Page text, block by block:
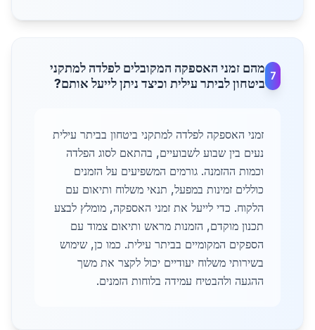
7
מהם זמני האספקה המקובלים לפלדה למתקני
ביטחון לביתר עילית וכיצד ניתן לייעל אותם?
זמני האספקה לפלדה למתקני ביטחון בביתר עילית
נעים בין שבוע לשבועיים, בהתאם לסוג הפלדה
וכמות ההזמנה. גורמים המשפיעים על הזמנים
כוללים זמינות במפעל, תנאי משלוח ותיאום עם
הלקוח. כדי לייעל את זמני האספקה, מומלץ לבצע
תכנון מוקדם, הזמנות מראש ותיאום צמוד עם
הספקים המקומיים בביתר עילית. כמו כן, שימוש
בשירותי משלוח יעודיים יכול לקצר את משך
ההגעה ולהבטיח עמידה בלוחות הזמנים.